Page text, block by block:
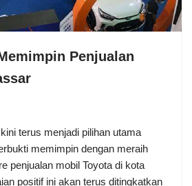
Penjualan
terus menjadi pilihan utama
memimpin dengan meraih
penjualan mobil Toyota di kota
positif ini akan terus ditingkatkan